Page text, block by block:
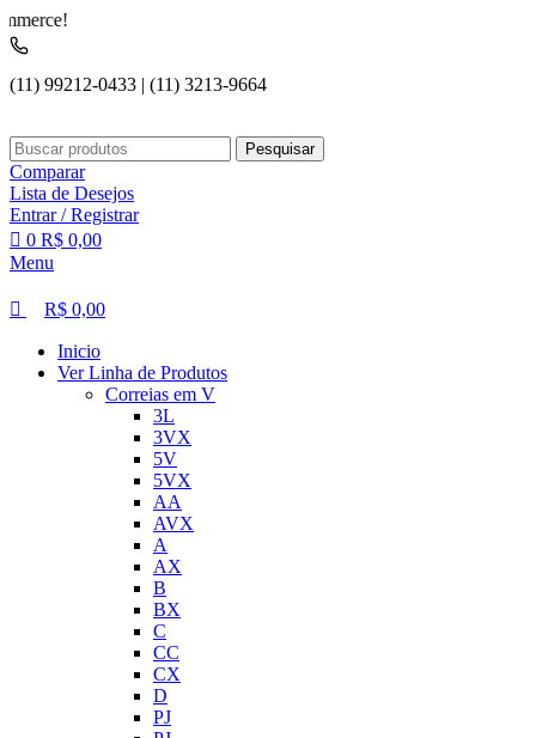
(11) 99212-0433 | (11) 3213-9664
Pesquisar
Comparar
Lista de Desejos
Entrar / Registrar
0 R$ 0,00
Menu
R$ 0,00
Inicio
Ver Linha de Produtos
Correias em V
3L
3VX
5V
5VX
AA
AVX
A
AX
B
BX
C
CC
CX
D
PJ